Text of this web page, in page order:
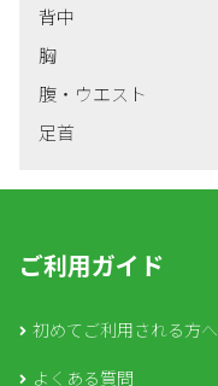
背中
胸
腹・ウエスト
足首
ご利用ガイド
初めてご利用される方へ
よくある質問